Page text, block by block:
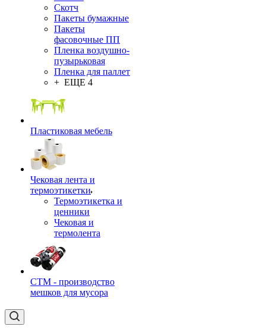
Скотч
Пакеты бумажные
Пакеты
фасовочные ПП
Пленка воздушно-
пузырьковая
Пленка для паллет
+ ЕЩЕ 4
Пластиковая мебель
Чековая лента и
термоэтикетки
Термоэтикетка и
ценники
Чековая и
термолента
СТМ - производство
мешков для мусора